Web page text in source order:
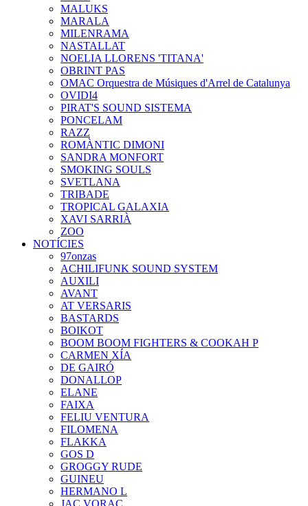
MALUKS
MARALA
MILENRAMA
NASTALLAT
NOELIA LLORENS 'TITANA'
OBRINT PAS
OMAC Orquestra de Músiques d'Arrel de Catalunya
OVIDI4
PIRAT'S SOUND SISTEMA
PONCELAM
RAZZ
ROMÀNTIC DIMONI
SANDRA MONFORT
SMOKING SOULS
SVETLANA
TRIBADE
TROPICAL GALAXIA
XAVI SARRIÀ
ZOO
NOTÍCIES
97onzas
ACHILIFUNK SOUND SYSTEM
AUXILI
AVANT
AT VERSARIS
BASTARDS
BOIKOT
BOOM BOOM FIGHTERS & COOKAH P
CARMEN XÍA
DE GAIRÓ
DONALLOP
ELANE
FAIXA
FELIU VENTURA
FILOMENA
FLAKKA
GOS D
GROGGY RUDE
GUINEU
HERMANO L
JAÇ VORAÇ